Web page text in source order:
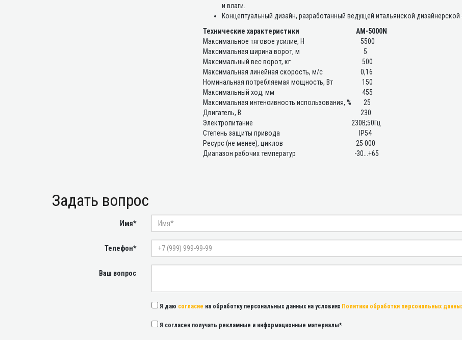
и влаги.
Концептуальный дизайн, разработанный ведущей итальянской дизайнерской
Технические характеристики
AM-5000N
Максимальное тяговое усилие, Н
5500
Максимальная ширина ворот, м
5
Максимальный вес ворот, кг
500
Максимальная линейная скорость, м/с
0,16
Номинальная потребляемая мощность, Вт
150
Максимальный ход, мм
455
Максимальная интенсивность использования, % 25
Двигатель, В
230
Электропитание
230В;50Гц
Степень защиты привода
IP54
Ресурс (не менее), циклов
25 000
Диапазон рабочих температур
-30...+65
Задать вопрос
Имя*
Телефон*
Ваш вопрос
Я даю согласие на обработку персональных данных на условиях Политики обработки персональных
Я согласен получать рекламные и информационные материалы*